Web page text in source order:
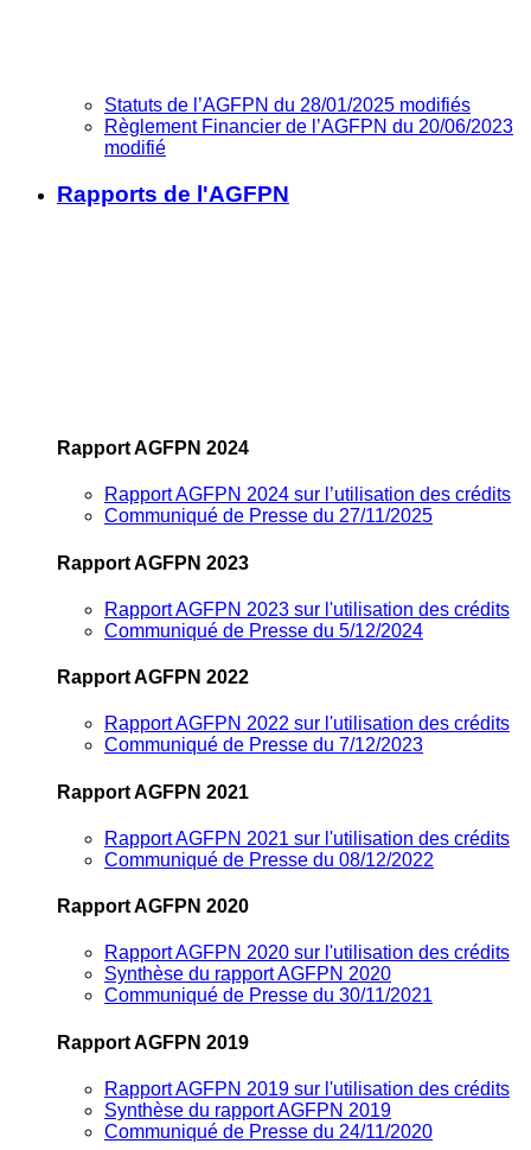
Statuts de l’AGFPN du 28/01/2025 modifiés
Règlement Financier de l’AGFPN du 20/06/2023
modifié
Rapports de l'AGFPN
Rapport AGFPN 2024
Rapport AGFPN 2024 sur l’utilisation des crédits
Communiqué de Presse du 27/11/2025
Rapport AGFPN 2023
Rapport AGFPN 2023 sur l'utilisation des crédits
Communiqué de Presse du 5/12/2024
Rapport AGFPN 2022
Rapport AGFPN 2022 sur l'utilisation des crédits
Communiqué de Presse du 7/12/2023
Rapport AGFPN 2021
Rapport AGFPN 2021 sur l'utilisation des crédits
Communiqué de Presse du 08/12/2022
Rapport AGFPN 2020
Rapport AGFPN 2020 sur l'utilisation des crédits
Synthèse du rapport AGFPN 2020
Communiqué de Presse du 30/11/2021
Rapport AGFPN 2019
Rapport AGFPN 2019 sur l'utilisation des crédits
Synthèse du rapport AGFPN 2019
Communiqué de Presse du 24/11/2020